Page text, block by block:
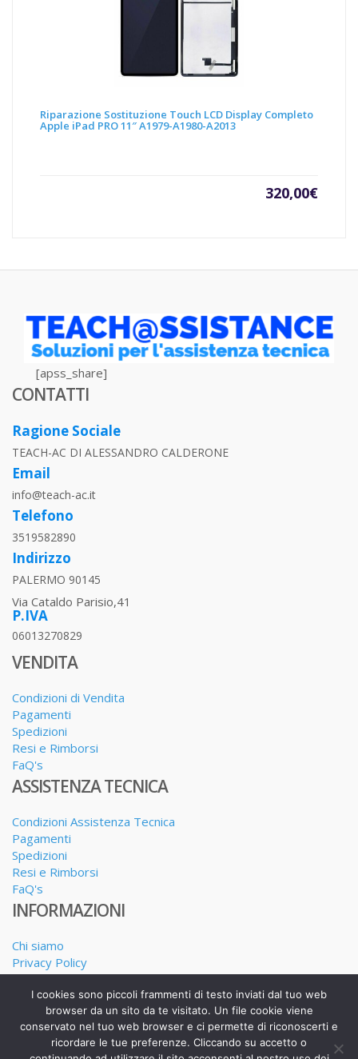
Riparazione Sostituzione Touch LCD Display Completo
Apple iPad PRO 11″ A1979-A1980-A2013
320,00€
[apss_share]
CONTATTI
Ragione Sociale
TEACH-AC DI ALESSANDRO CALDERONE
Email
info@teach-ac.it
Telefono
3519582890
Indirizzo
PALERMO 90145
Via Cataldo Parisio,41
P.IVA
06013270829
VENDITA
Condizioni di Vendita
Pagamenti
Spedizioni
Resi e Rimborsi
FaQ's
ASSISTENZA TECNICA
Condizioni Assistenza Tecnica
Pagamenti
Spedizioni
Resi e Rimborsi
FaQ's
INFORMAZIONI
Chi siamo
Privacy Policy
Dove siamo
I nostri Servizi
I cookies sono piccoli frammenti di testo inviati dal tuo web
browser da un sito da te visitato. Un file cookie viene
conservato nel tuo web browser e ci permette di riconoscerti e
ricordare le tue preferenze. Cliccando su accetto o